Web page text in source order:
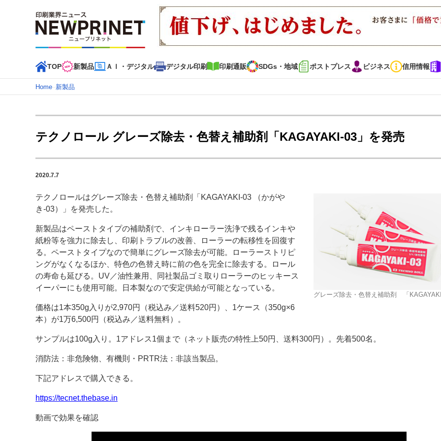
TOP 新製品 ＡＩ・デジタル デジタル印刷 印刷通販 SDGs・地域 ポストプレス ビジネス 信用情報
インデックス
TOP 新着記事 特集記事 動画コンテンツ インタビュー コレクション
カテゴリー一覧
新商品 新製品 ＡＩ・デジタル デジタル印刷 印刷通販 SDGs・地域 ポストプレス ビジネス イベント 信用情報
特集記事カテゴリー一覧
2022 見える化・MIS特集 特集・デジタル印刷 アイデアで勝負！ ～多様なビジネス・多彩な商材～
特集・デジタル印刷 ～ 新成長軌道を描く
案内
発刊案内 JFPI印刷用語集 印刷機材年鑑
運営
Home–新製品
テクノロール グレーズ除去・色替え補助剤「KAGAYAKI-03」を発売
2020.7.7
グレーズ除去・色替え補助剤 「
テクノロールはグレーズ除去・色替え補助剤「KAGAYAKI-03 （かがや
き-03）」を発売した。
新製品はペーストタイプの補助剤で、インキローラー洗浄で残るインキや
紙粉等を強力に除去し、印刷トラブルの改善、ローラーの転移性を回復す
る。ペーストタイプなので簡単にグレーズ除去が可能。ローラーストリピ
ングがなくなるほか、特色の色替え時に前の色を完全に除去する。ロール
の寿命も延びる。UV／油性兼用、同社製品ゴミ取りローラーのヒッキース
イーパーにも使用可能。日本製なので安定供給が可能となっている。
価格は1本350g入りが2,970円（税込み／送料520円）、1ケース（350g×6
本）が1万6,500円（税込み／送料無料）。
サンプルは100g入り。1アドレス1個まで（ネット販売の特性上50円、送料300円）。先着500名。
消防法：非危険物、有機則・PRTR法：非該当製品。
下記アドレスで購入できる。
https://tecnet.thebase.in
動画で効果を確認